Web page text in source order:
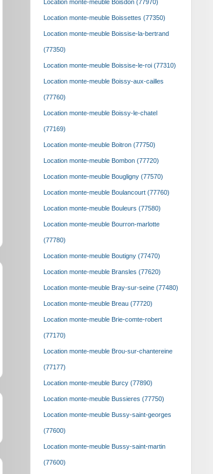
Location monte-meuble Boisdon (77970)
Location monte-meuble Boissettes (77350)
Location monte-meuble Boissise-la-bertrand
(77350)
Location monte-meuble Boissise-le-roi (77310)
Location monte-meuble Boissy-aux-cailles
(77760)
Location monte-meuble Boissy-le-chatel
(77169)
Location monte-meuble Boitron (77750)
Location monte-meuble Bombon (77720)
Location monte-meuble Bougligny (77570)
Location monte-meuble Boulancourt (77760)
Location monte-meuble Bouleurs (77580)
Location monte-meuble Bourron-marlotte
(77780)
Location monte-meuble Boutigny (77470)
Location monte-meuble Bransles (77620)
Location monte-meuble Bray-sur-seine (77480)
Location monte-meuble Breau (77720)
Location monte-meuble Brie-comte-robert
(77170)
Location monte-meuble Brou-sur-chantereine
(77177)
Location monte-meuble Burcy (77890)
Location monte-meuble Bussieres (77750)
Location monte-meuble Bussy-saint-georges
(77600)
Location monte-meuble Bussy-saint-martin
(77600)